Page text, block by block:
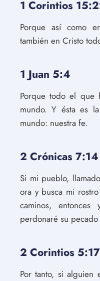
1 Corintios
Porque así como
también en Cristo
1 Juan 5:4
Porque todo el que
mundo. Y ésta es
mundo: nuestra fe.
2 Crónicas 7:14
Si mi pueblo,
ora y busca mi
caminos,
perdonaré su
2 Corintios 5:17
Por tanto, si alguien